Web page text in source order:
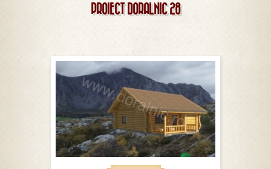
PROIECT DORALNIC 28